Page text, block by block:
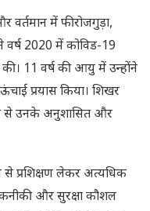
में फीरोजगुड़ा,
वर्ष 2020 में कोविड-19
11 वर्ष की आयु में उन्होंने
प्रयास किया। शिखर
से उनके अनुशासित और
से प्रशिक्षण लेकर अत्यधिक
और सुरक्षा कौशल